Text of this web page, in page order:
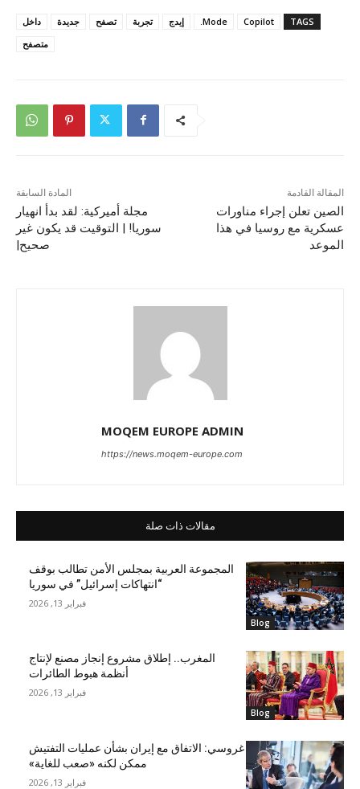
TAGS
Copilot
Mode. إيدج تجربة تصفح جديدة
داخل
متصفح
المادة السابقة
مجلة أميركية: لقد بدأ انهيار
سوريا! | التوقيت قد يكون غير
صحيح|
المقالة القادمة
الصين تعلن إجراء مناورات
عسكرية مع روسيا في هذا
الموعد
MOQEM EUROPE ADMIN
https://news.moqem-europe.com
مقالات ذات صلة
Blog
المجموعة العربية بمجلس الأمن تطالب بوقف
“انتهاكات إسرائيل” في سوريا
فبراير 13, 2026
Blog
المغرب.. إطلاق مشروع إنجاز مصنع لإنتاج
أنظمة هبوط الطائرات
فبراير 13, 2026
غروسي: الاتفاق مع إيران بشأن عمليات التفتيش
ممكن لكنه «صعب للغاية»
فبراير 13, 2026